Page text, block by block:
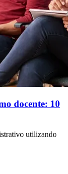
docente: 10
utilizando